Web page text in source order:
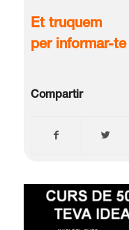
Et truquem
per informar-te
Compartir